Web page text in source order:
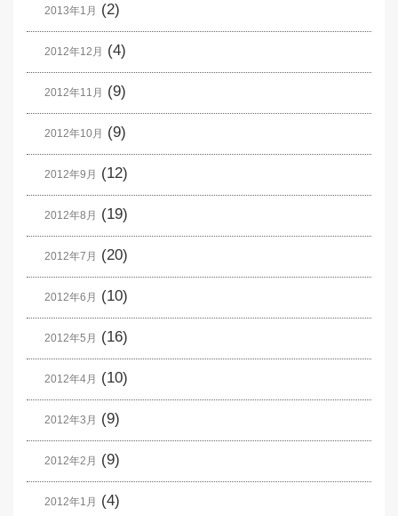
2013年1月 (2)
2012年12月 (4)
2012年11月 (9)
2012年10月 (9)
2012年9月 (12)
2012年8月 (19)
2012年7月 (20)
2012年6月 (10)
2012年5月 (16)
2012年4月 (10)
2012年3月 (9)
2012年2月 (9)
2012年1月 (4)